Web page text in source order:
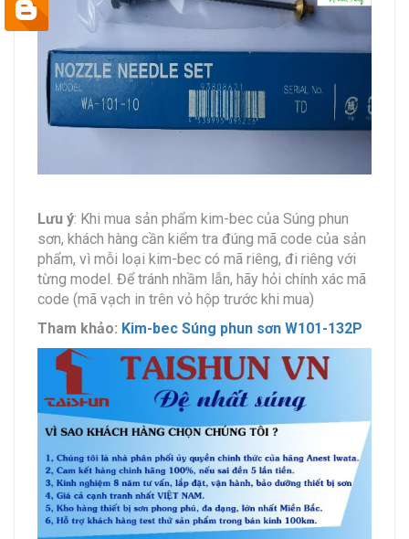
Lưu ý: Khi mua sản phẩm kim-bec của Súng phun
sơn, khách hàng cần kiểm tra đúng mã code của sản
phẩm, vì mỗi loại kim-bec có mã riêng, đi riêng với
từng model. Để tránh nhầm lẫn, hãy hỏi chính xác mã
code (mã vạch in trên vỏ hộp trước khi mua)
Tham khảo: Kim-bec Súng phun sơn W101-132P